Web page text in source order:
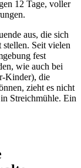
12 Tage, voller
aus, die sich
Seit vielen
fest
wie auch bei
Kinder), die
zieht es nicht
Streichmühle. Ein